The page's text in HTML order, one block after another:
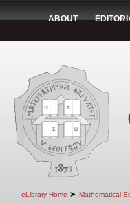
ABOUT
eLibrary Home ➤ Mathematical